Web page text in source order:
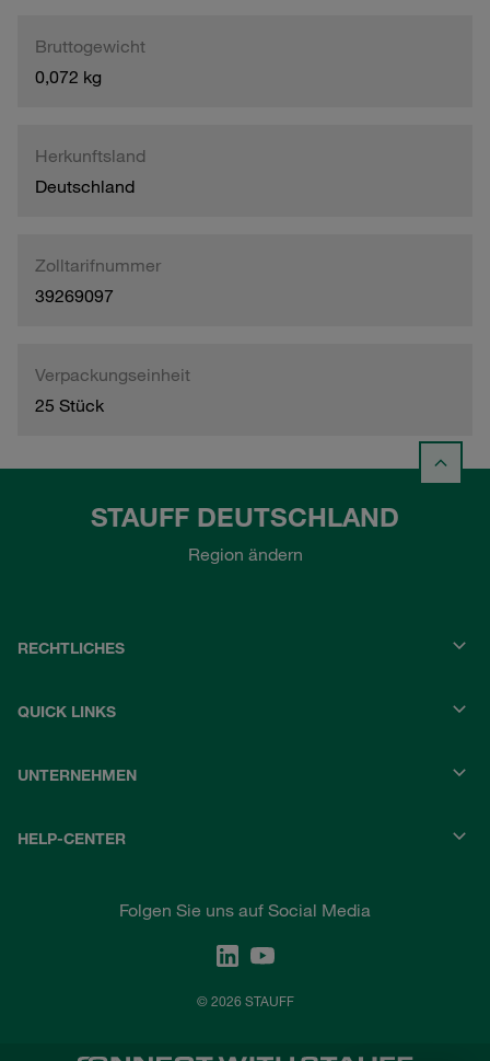
Bruttogewicht
0,072 kg
Herkunftsland
Deutschland
Zolltarifnummer
39269097
Verpackungseinheit
25 Stück
STAUFF DEUTSCHLAND
Region ändern
RECHTLICHES
QUICK LINKS
UNTERNEHMEN
HELP-CENTER
Folgen Sie uns auf Social Media
© 2026 STAUFF